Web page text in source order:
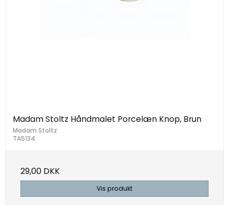
Madam Stoltz Håndmalet Porcelæn Knop, Brun
Madam Stoltz
TA5134
29,00 DKK
Vis produkt